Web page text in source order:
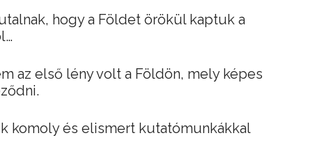
hogy a Földet örökül kaptuk a
az első lény volt a Földön, mely képes
komoly és elismert kutatómunkákkal